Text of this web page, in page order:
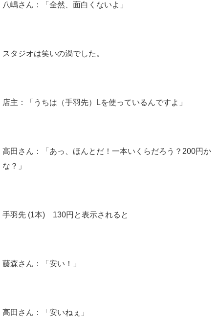
八嶋さん：「全然、面白くないよ」
スタジオは笑いの渦でした。
店主：「うちは（手羽先）Lを使っているんですよ」
高田さん：「あっ、ほんとだ！一本いくらだろう？200円か
な？」
手羽先 (1本) 130円と表示されると
藤森さん：「安い！」
高田さん：「安いねぇ」